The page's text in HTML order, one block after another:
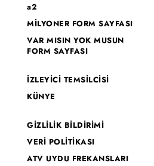
a2
MİLYONER FORM SAYFASI
VAR MISIN YOK MUSUN
FORM SAYFASI
İZLEYİCİ TEMSİLCİSİ
KÜNYE
GİZLİLİK BİLDİRİMİ
VERİ POLİTİKASI
ATV UYDU FREKANSLARI